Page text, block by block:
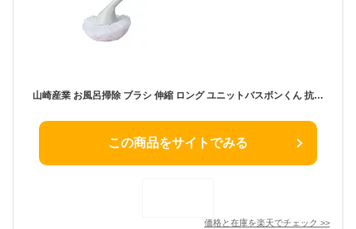
山崎産業 お風呂掃除 ブラシ 伸縮 ロング ユニットバスボンくん 抗菌 ピンク 175017 お風呂場 お風呂 簡単 汚れ落とし ヌメリ バス バスボンくん 品番 掃除道具 ハンドブラシ 浴室 スキマ 黒ズミ 掃除用具 キレイ コーナー 人気商品
この商品をサイトでみる
価格と在庫を楽天でチェック >>